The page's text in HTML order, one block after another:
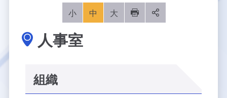
採購公告
活動訊息
組織沿革
業務職掌
服務範疇
服務介紹
飛航情報
重大施政計畫
年統計資訊
便民服務
小 中 大 列印
人事室
組織